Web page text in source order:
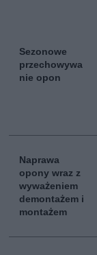
Sezonowe
przechowywa
nie opon
Naprawa
opony wraz z
wyważeniem
demontażem i
montażem